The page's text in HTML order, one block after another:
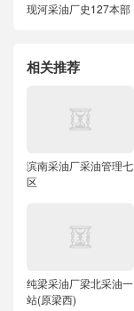
现河采油厂史127本部
相关推荐
滨南采油厂采油管理七
区
纯梁采油厂梁北采油一
站(原梁西)